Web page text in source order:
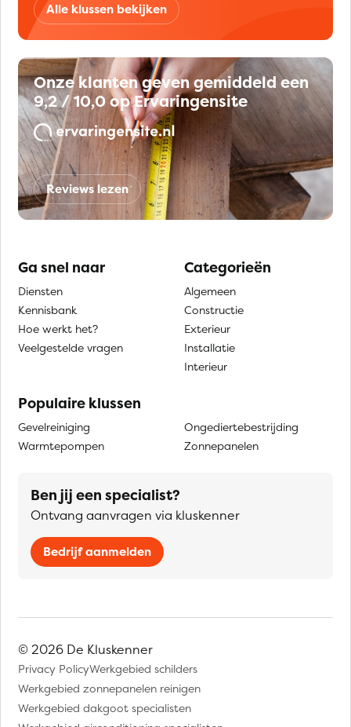
Alle klussen bekijken
Onze klanten geven gemiddeld een
9,2 / 10,0 op Ervaringensite
Reviews lezen
Ga snel naar
Diensten
Kennisbank
Hoe werkt het?
Veelgestelde vragen
Categorieën
Algemeen
Constructie
Exterieur
Installatie
Interieur
Populaire klussen
Gevelreiniging
Warmtepompen
Ongediertebestrijding
Zonnepanelen
Ben jij een specialist?
Ontvang aanvragen via kluskenner
Bedrijf aanmelden
© 2026 De Kluskenner
Privacy PolicyWerkgebied schilders
Werkgebied zonnepanelen reinigen
Werkgebied dakgoot specialisten